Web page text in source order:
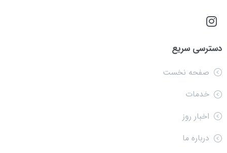
دسترسی سریع
صفحه نخست
خدمات
اخبار روز
درباره ما